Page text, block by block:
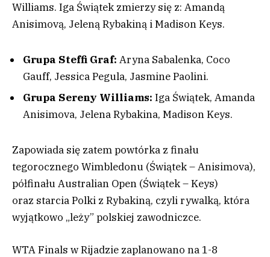
Williams. Iga Świątek zmierzy się z: Amandą
Anisimovą, Jeleną Rybakiną i Madison Keys.
Grupa Steffi Graf: Aryna Sabalenka, Coco
Gauff, Jessica Pegula, Jasmine Paolini.
Grupa Sereny Williams: Iga Świątek, Amanda
Anisimova, Jelena Rybakina, Madison Keys.
Zapowiada się zatem powtórka z finału
tegorocznego Wimbledonu (Świątek – Anisimova),
półfinału Australian Open (Świątek – Keys)
oraz starcia Polki z Rybakiną, czyli rywalką, która
wyjątkowo „leży” polskiej zawodniczce.
WTA Finals w Rijadzie zaplanowano na 1-8